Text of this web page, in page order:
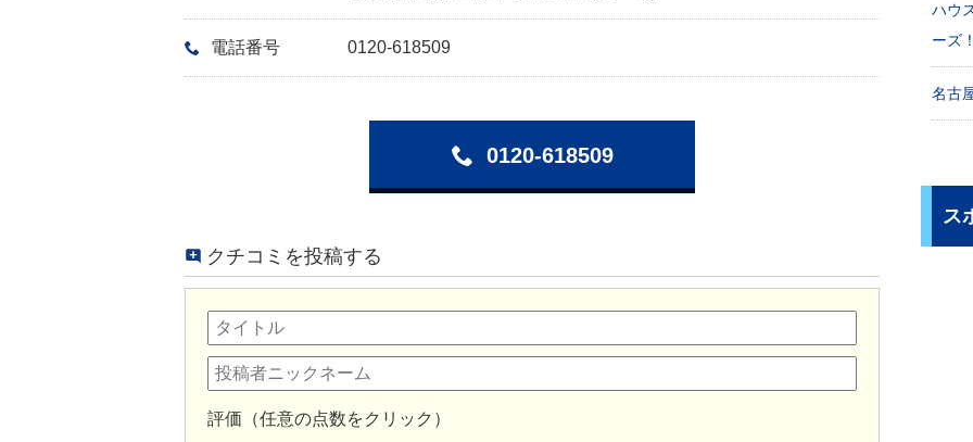
電話番号 0120-618509
0120-618509
クチコミを投稿する
評価（任意の点数をクリック）
ハウ
ーズ！
名古
ス